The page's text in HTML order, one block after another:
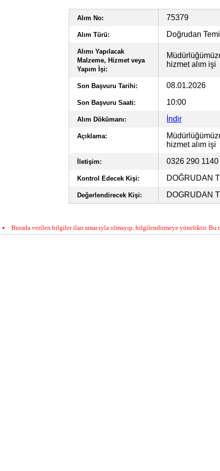
Alım No: 75379
Alım Türü: Doğrudan
Alımı Yapılacak
Malzeme, Hizmet veya
Yapım İşi:
hizmet alım işi
Son Başvuru Tarihi: 08.01.2026
Son Başvuru Saati: 10:00
Alım Dökümanı: İndir
Açıklama:
hizmet alım işi
İletişim: 0326 290 1140
Kontrol Edecek Kişi: DOĞRUDAN
Değerlendirecek Kişi: DOGRUDAN
Burada verilen bilgiler ilan amacıyla olmayıp, bilgilendirmeye yöneliktir. Bu